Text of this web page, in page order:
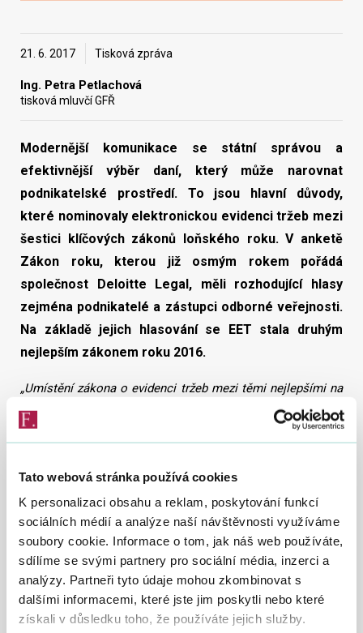
Tato webová stránka používá cookies
K personalizaci obsahu a reklam, poskytování funkcí
sociálních médií a analýze naší návštěvnosti využíváme
soubory cookie. Informace o tom, jak náš web používáte,
sdílíme se svými partnery pro sociální média, inzerci a
analýzy. Partneři tyto údaje mohou zkombinovat s
dalšími informacemi, které jste jim poskytli nebo které
získali v důsledku toho, že používáte jejich služby.
21. 6. 2017 Tisková zpráva
Ing. Petra Petlachová
tisková mluvčí GFŘ
Modernější komunikace se státní správou a
efektivnější výběr daní, který může narovnat
podnikatelské prostředí. To jsou hlavní důvody,
které nominovaly elektronickou evidenci tržeb mezi
šestici klíčových zákonů loňského roku. V anketě
Zákon roku, kterou již osmým rokem pořádá
společnost Deloitte Legal, měli rozhodující hlasy
zejména podnikatelé a zástupci odborné veřejnosti.
Na základě jejich hlasování se EET stala druhým
nejlepším zákonem roku 2016.
„Umístění zákona o evidenci tržeb mezi těmi nejlepšími na
Ukazuje se tím, že hysterie kolem zavedení EET, zejména ze
rovná podnikatelské prostředí,“
uvádí ministr financí Ivan
Pilný.
Slavnostního vyhlášení výsledků ankety se zúčastnila
náměstkyně ministra financí pro daně a cla Alena
Schillerová.„Děkuji podnikatelům, že vnímají evidenci tržeb
jako pozitivní opatření, které podnikatelům pomáhá a
nikoliv škodí. Úspěšné fungování EET je dáno také tím, že
valná většina z nich se dokázala vypořádat s každodenními
dezinformacemi a řádně se na evidenci tržeb připravila,“